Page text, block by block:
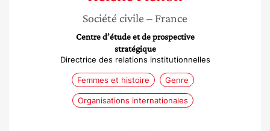
Société civile – France
Centre d’étude et de prospective
stratégique
Directrice des relations institutionnelles
Femmes et histoire Genre
Organisations internationales